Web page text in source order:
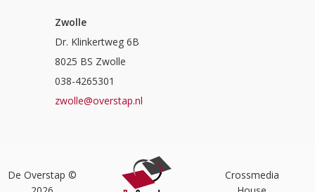
Zwolle
Dr. Klinkertweg 6B
8025 BS Zwolle
038-4265301
zwolle@overstap.nl
De Overstap ©
Crossmedia